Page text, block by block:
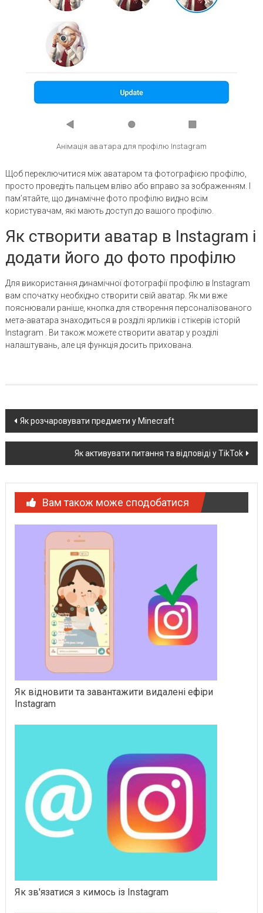
Анімація аватара для профілю Instagram
Щоб переключитися між аватаром та фотографією профілю,
просто проведіть пальцем вліво або вправо за зображенням. І
пам’ятайте, що динамічне фото профілю видно всім
користувачам, які мають доступ до вашого профілю.
Як створити аватар в Instagram і
додати його до фото профілю
Для використання динамічної фотографії профілю в Instagram
вам спочатку необхідно створити свій аватар. Як ми вже
пояснювали раніше, кнопка для створення персоналізованого
мета-аватара знаходиться в розділі ярликів і стікерів історій
Instagram . Ви також можете створити аватар у розділі
налаштувань, але ця функція досить прихована.
Post
navigation
Як розчаровувати предмети у Minecraft
Як активувати питання та відповіді у TikTok
Вам також може сподобатися
Як відновити та завантажити видалені ефіри
Instagram
Як зв'язатися з кимось із Instagram